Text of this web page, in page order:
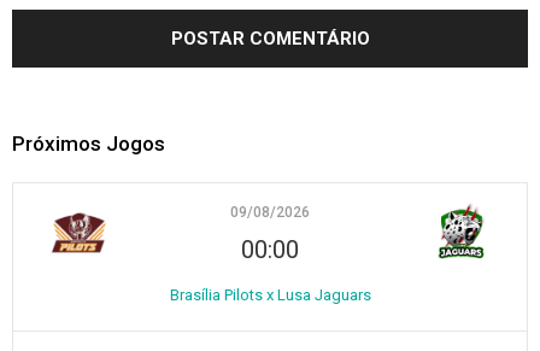
Próximos Jogos
09/08/2026
00:00
Brasília Pilots x Lusa Jaguars